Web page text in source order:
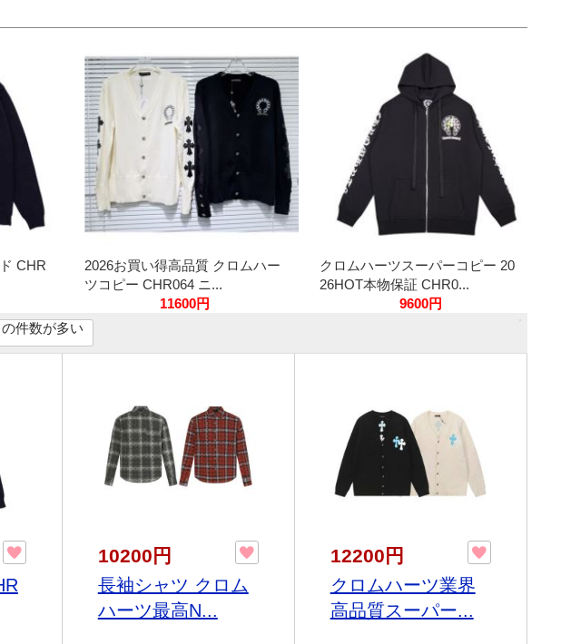
CHR
2026お買い得高品質 クロムハー
ツコピー CHR064 ニ...
11600円
クロムハーツスーパーコピー 20
26HOT本物保証 CHR0...
9600円
件数が多い
10200円
長袖シャツ クロム
ハーツ最高N...
12200円
クロムハーツ業界
高品質スーパー...